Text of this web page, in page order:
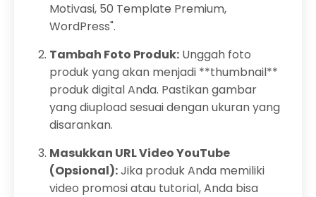
Motivasi, 50 Template Premium,
WordPress".
Tambah Foto Produk: Unggah foto
produk yang akan menjadi **thumbnail**
produk digital Anda. Pastikan gambar
yang diupload sesuai dengan ukuran yang
disarankan.
Masukkan URL Video YouTube
(Opsional):Jika produk Anda memiliki
video promosi atau tutorial, Anda bisa